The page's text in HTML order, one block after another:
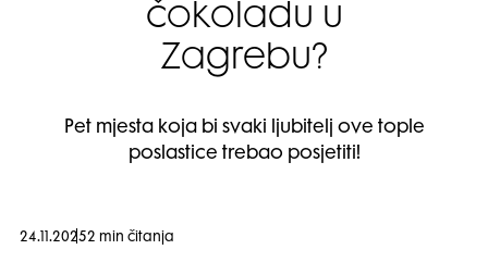
čokoladu u
Zagrebu?
Pet mjesta koja bi svaki ljubitelj ove tople
poslastice trebao posjetiti!
24.11.20252 min čitanja